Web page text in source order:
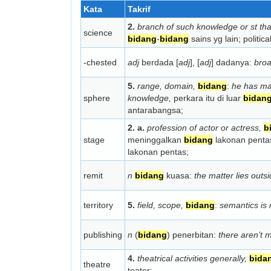
Kata Takrif
science
2. branch of such knowledge or st
bidang-bidang sains yg lain;
-chested adjberdada [adj], [adj] dadanya:
sphere
5. range, domain, bidang: he has
knowledge, perkara itu di luar bidang
antarabangsa;
stage
2. a. profession of actor or actress,
meninggalkan bidang lakonan
lakonan pentas;
remit n bidang kuasa: the matter lies
territory 5. field, scope, bidang: semantics is
publishing n (bidang) penerbitan: there aren’t
theatre
4. theatrical activities generally,